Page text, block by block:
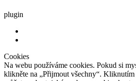
plugin
Cookies
Na webu používáme cookies. Pokud si
klikněte na „Přijmout všechny“. Kliknutím